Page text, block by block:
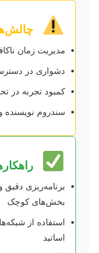
مدیریت زمان
دشواری در
کمبود تجربه در
سندروم نویسنده
برنامه‌ریزی
بخش‌های کوچک
استفاده از
اساتید